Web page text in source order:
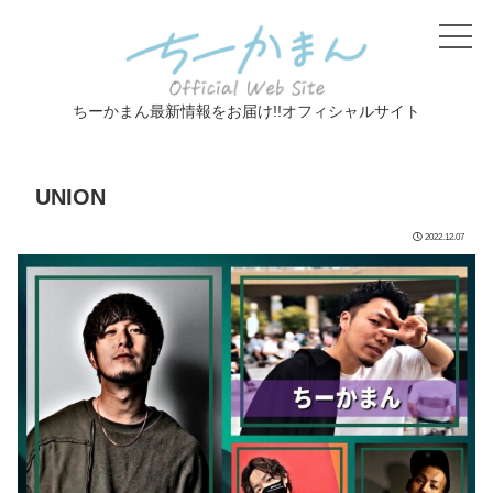
ちーかまん最新情報をお届け!!オフィシャルサイト
UNION
2022.12.07